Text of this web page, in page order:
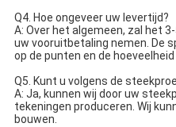
Q4. Hoe ongeveer uw levertijd?
A: Over het algemeen, zal het
uw vooruitbetaling nemen. De
op de punten en de
Q5. Kunt u volgens de
A: Ja, kunnen wij door uw
tekeningen produceren. Wij
bouwen.